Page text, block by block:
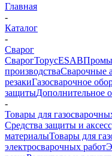
Главная
-
Каталог
-
Сварог
СварогТорусESAB
производстваСварочные
резакиГазосварочное
защитыДополнительное
-
Товары для
Средства защиты и
материалыТовары для
электросварочных работ